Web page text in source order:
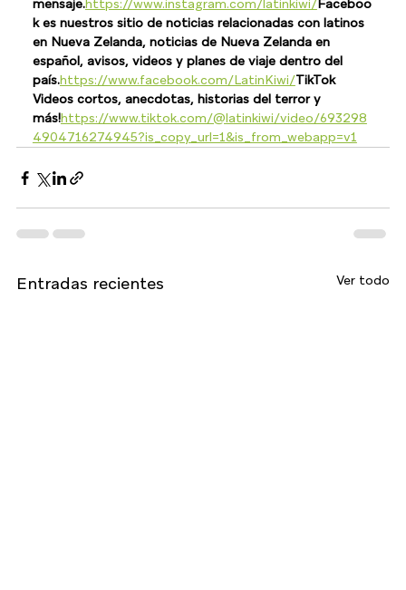
mensaje.https://www.instagram.com/latinkiwi/Faceboo
k es nuestros sitio de noticias relacionadas con latinos
en Nueva Zelanda, noticias de Nueva Zelanda en
español, avisos, videos y planes de viaje dentro del
país.https://www.facebook.com/LatinKiwi/TikTok
Videos cortos, anecdotas, historias del terror y
más!https://www.tiktok.com/@latinkiwi/video/693298
4904716274945?is_copy_url=1&is_from_webapp=v1
Entradas recientes Ver todo